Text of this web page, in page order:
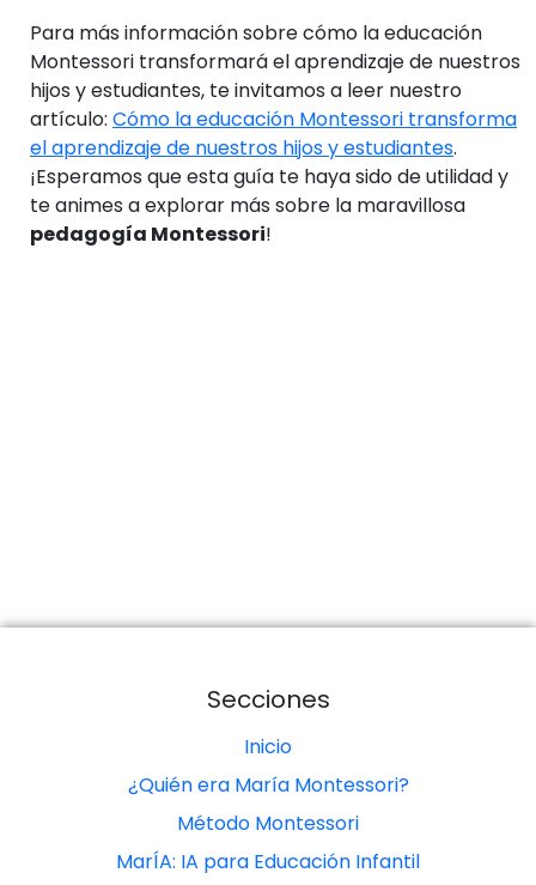
Para más información sobre cómo la educación
Montessori transformará el aprendizaje de nuestros
hijos y estudiantes, te invitamos a leer nuestro
artículo: Cómo la educación Montessori transforma
el aprendizaje de nuestros hijos y estudiantes.
¡Esperamos que esta guía te haya sido de utilidad y
te animes a explorar más sobre la maravillosa
pedagogía Montessori!
Secciones
Inicio
¿Quién era María Montessori?
Método Montessori
MarÍA: IA para Educación Infantil